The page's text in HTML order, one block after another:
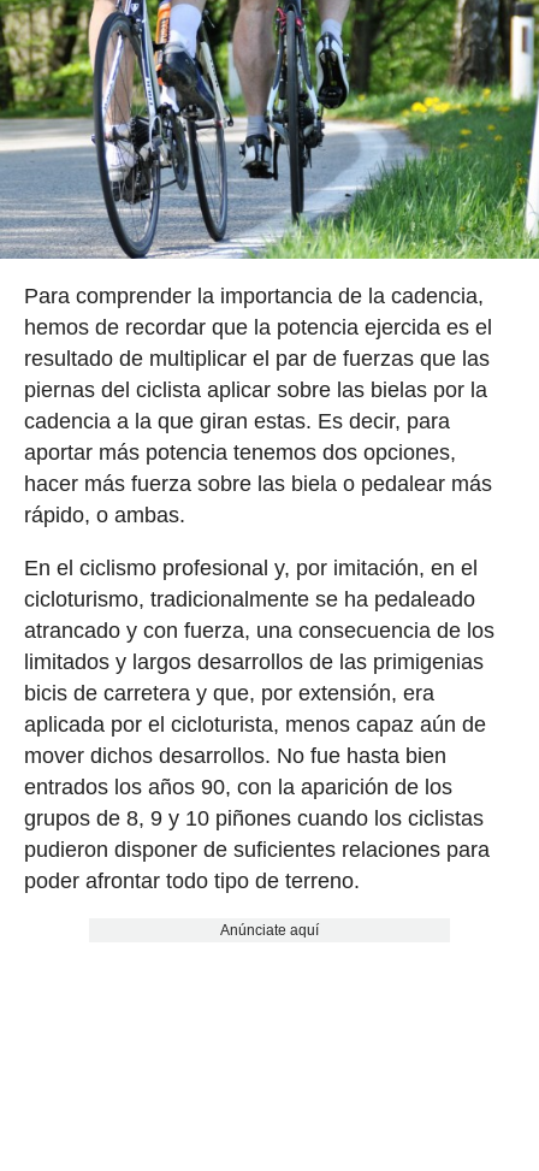
Para comprender la importancia de la cadencia,
hemos de recordar que la potencia ejercida es el
resultado de multiplicar el par de fuerzas que las
piernas del ciclista aplicar sobre las bielas por la
cadencia a la que giran estas. Es decir, para
aportar más potencia tenemos dos opciones,
hacer más fuerza sobre las biela o pedalear más
rápido, o ambas.
En el ciclismo profesional y, por imitación, en el
cicloturismo, tradicionalmente se ha pedaleado
atrancado y con fuerza, una consecuencia de los
limitados y largos desarrollos de las primigenias
bicis de carretera y que, por extensión, era
aplicada por el cicloturista, menos capaz aún de
mover dichos desarrollos. No fue hasta bien
entrados los años 90, con la aparición de los
grupos de 8, 9 y 10 piñones cuando los ciclistas
pudieron disponer de suficientes relaciones para
poder afrontar todo tipo de terreno.
Anúnciate aquí